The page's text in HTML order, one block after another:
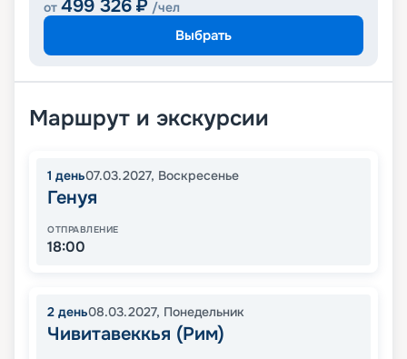
от 499 326 ₽ /чел
Выбрать
Маршрут и экскурсии
1 день07.03.2027, Воскресенье
Генуя
ОТПРАВЛЕНИЕ
18:00
2 день08.03.2027, Понедельник
Чивитавеккья (Рим)